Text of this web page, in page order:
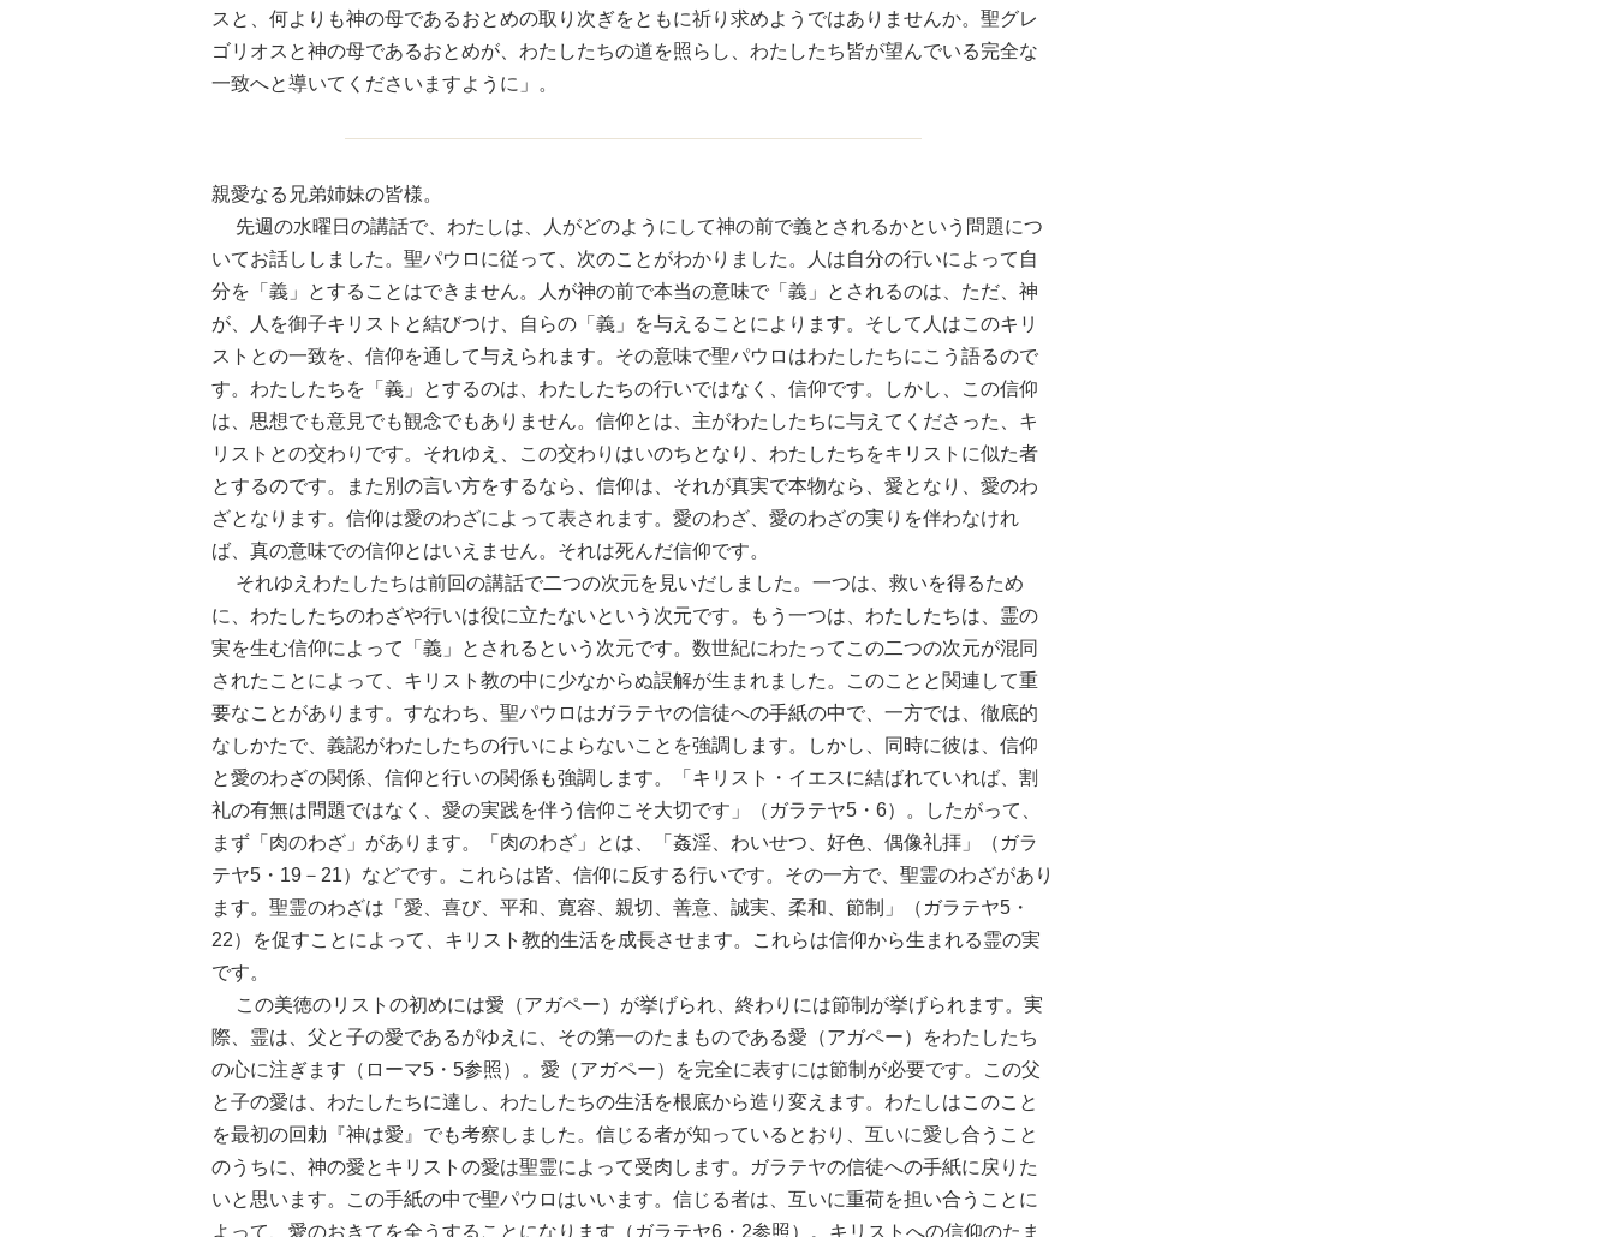
スと、何よりも神の母であるおとめの取り次ぎをともに祈り求めようではありませんか。聖グレ
ゴリオスと神の母であるおとめが、わたしたちの道を照らし、わたしたち皆が望んでいる完全な
一致へと導いてくださいますように」。
親愛なる兄弟姉妹の皆様。
先週の水曜日の講話で、わたしは、人がどのようにして神の前で義とされるかという問題につ
いてお話ししました。聖パウロに従って、次のことがわかりました。人は自分の行いによって自
分を「義」とすることはできません。人が神の前で本当の意味で「義」とされるのは、ただ、神
が、人を御子キリストと結びつけ、自らの「義」を与えることによります。そして人はこのキリ
ストとの一致を、信仰を通して与えられます。その意味で聖パウロはわたしたちにこう語るので
す。わたしたちを「義」とするのは、わたしたちの行いではなく、信仰です。しかし、この信仰
は、思想でも意見でも観念でもありません。信仰とは、主がわたしたちに与えてくださった、キ
リストとの交わりです。それゆえ、この交わりはいのちとなり、わたしたちをキリストに似た者
とするのです。また別の言い方をするなら、信仰は、それが真実で本物なら、愛となり、愛のわ
ざとなります。信仰は愛のわざによって表されます。愛のわざ、愛のわざの実りを伴わなけれ
ば、真の意味での信仰とはいえません。それは死んだ信仰です。
それゆえわたしたちは前回の講話で二つの次元を見いだしました。一つは、救いを得るため
に、わたしたちのわざや行いは役に立たないという次元です。もう一つは、わたしたちは、霊の
実を生む信仰によって「義」とされるという次元です。数世紀にわたってこの二つの次元が混同
されたことによって、キリスト教の中に少なからぬ誤解が生まれました。このことと関連して重
要なことがあります。すなわち、聖パウロはガラテヤの信徒への手紙の中で、一方では、徹底的
なしかたで、義認がわたしたちの行いによらないことを強調します。しかし、同時に彼は、信仰
と愛のわざの関係、信仰と行いの関係も強調します。「キリスト・イエスに結ばれていれば、割
礼の有無は問題ではなく、愛の実践を伴う信仰こそ大切です」（ガラテヤ5・6）。したがって、
まず「肉のわざ」があります。「肉のわざ」とは、「姦淫、わいせつ、好色、偶像礼拝」（ガラ
テヤ5・19－21）などです。これらは皆、信仰に反する行いです。その一方で、聖霊のわざがあり
ます。聖霊のわざは「愛、喜び、平和、寛容、親切、善意、誠実、柔和、節制」（ガラテヤ5・
22）を促すことによって、キリスト教的生活を成長させます。これらは信仰から生まれる霊の実
です。
この美徳のリストの初めには愛（アガペー）が挙げられ、終わりには節制が挙げられます。実
際、霊は、父と子の愛であるがゆえに、その第一のたまものである愛（アガペー）をわたしたち
の心に注ぎます（ローマ5・5参照）。愛（アガペー）を完全に表すには節制が必要です。この父
と子の愛は、わたしたちに達し、わたしたちの生活を根底から造り変えます。わたしはこのこと
を最初の回勅『神は愛』でも考察しました。信じる者が知っているとおり、互いに愛し合うこと
のうちに、神の愛とキリストの愛は聖霊によって受肉します。ガラテヤの信徒への手紙に戻りた
いと思います。この手紙の中で聖パウロはいいます。信じる者は、互いに重荷を担い合うことに
よって、愛のおきてを全うすることになります（ガラテヤ6・2参照）。キリストへの信仰のたま